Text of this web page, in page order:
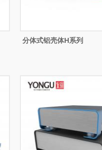
分体式铝壳体H系列